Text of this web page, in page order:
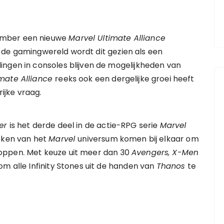
een nieuweMarvel Ultimate Alliance
de gamingwereld wordt dit gezien als een
in consoles blijven de mogelijkheden van
Alliance reeks ook een dergelijke groei heeft
vraag.
is het derde deel in de actie-RPG serie Marvel
van hetMarveluniversum komen bij elkaar om
Met keuze uit meer dan 30Avengers, X-Men
alle Infinity Stones uit de handen van Thanos te